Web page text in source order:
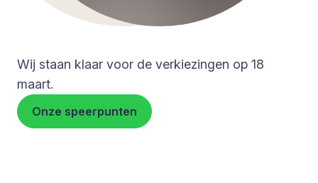
Wij staan klaar voor de verkiezingen op 18
maart.
Onze speerpunten